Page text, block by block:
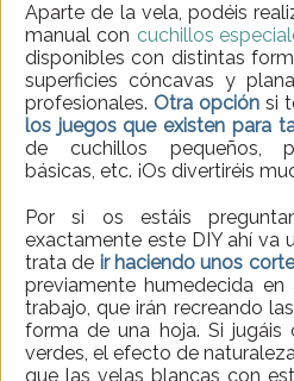
Aparte de la vela, podéis
manual con cuchillos
disponibles con distintas
superficies cóncavas y
profesionales. Otra opción si
los juegos que existen para
de cuchillos pequeños,
básicas, etc. ¡Os divertiréis
Por si os estáis
exactamente este DIY ahí va
trata de ir haciendo unos
previamente humedecida
trabajo, que irán recreando
forma de una hoja. Si
verdes, el efecto de
que las velas blancas con